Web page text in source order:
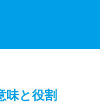
と役割